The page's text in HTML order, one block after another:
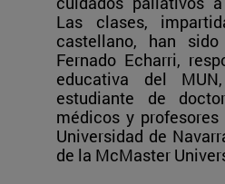
Las clases,
castellano, han
Fernado Echarri,
educativa del
estudiante de
médicos y profesores
Universidad de
de la McMaster